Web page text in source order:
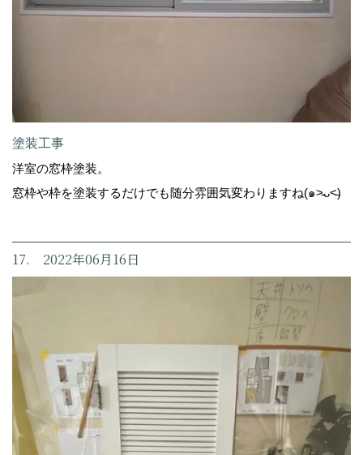
塗装工事
洋室の窓枠塗装。
窓枠や枠を塗装するだけでも随分雰囲気変わりますね(๑˃̵ᴗ˂̵)
17. 2022年06月16日